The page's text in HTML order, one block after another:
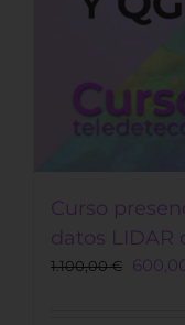
Curso
datos LIDAR
1.100,00€